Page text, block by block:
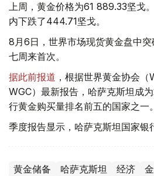
上周，黄金价格为61 889.33坚戈
内下跌了444.71坚戈。
8月6日，世界市场现货黄金盘中
七周来首次。
据此前报道 ，根据世界黄金协会
WGC）最新报告，哈萨克斯坦成
行黄金购买量排名前五的国家之一。
季度报告显示，哈萨克斯坦国家银
黄金储备 哈萨克斯坦 经济